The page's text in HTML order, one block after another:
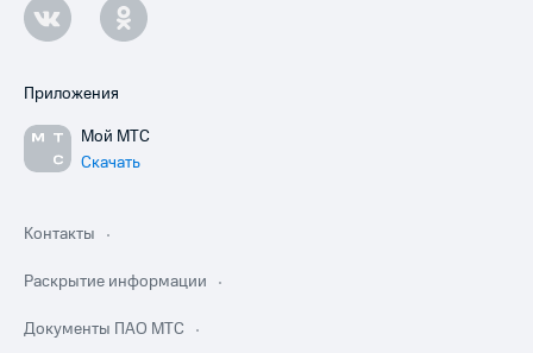
Приложения
Мой МТС
Скачать
Контакты
Раскрытие информации
Документы ПАО МТС